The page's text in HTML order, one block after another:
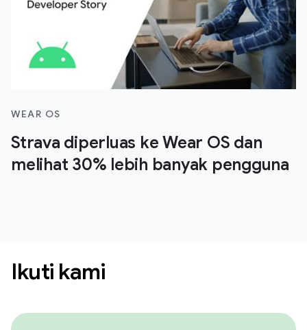
WEAR OS
Strava diperluas ke Wear OS dan
melihat 30% lebih banyak pengguna
Ikuti kami